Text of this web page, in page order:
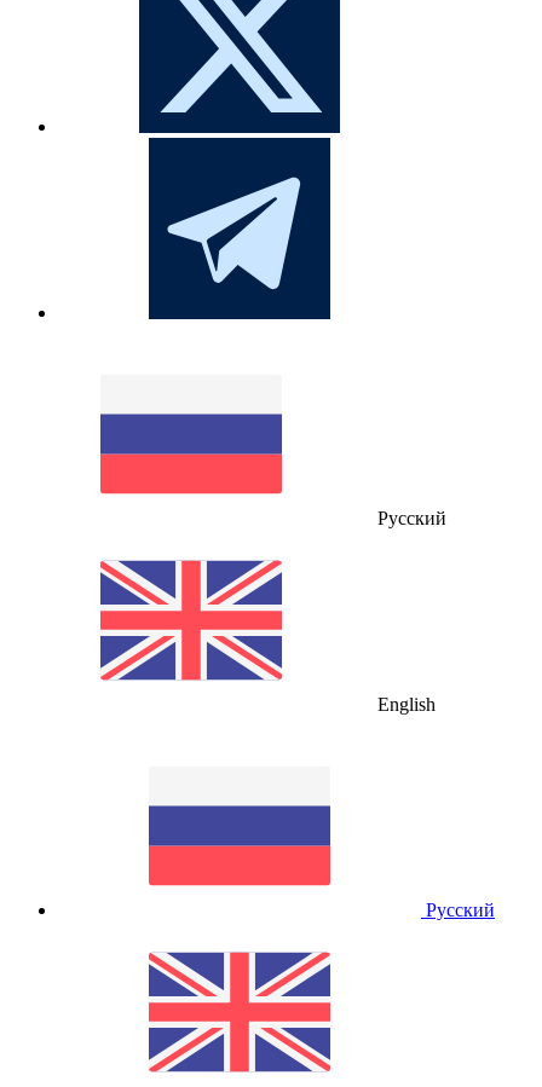
Русский
English
Русский